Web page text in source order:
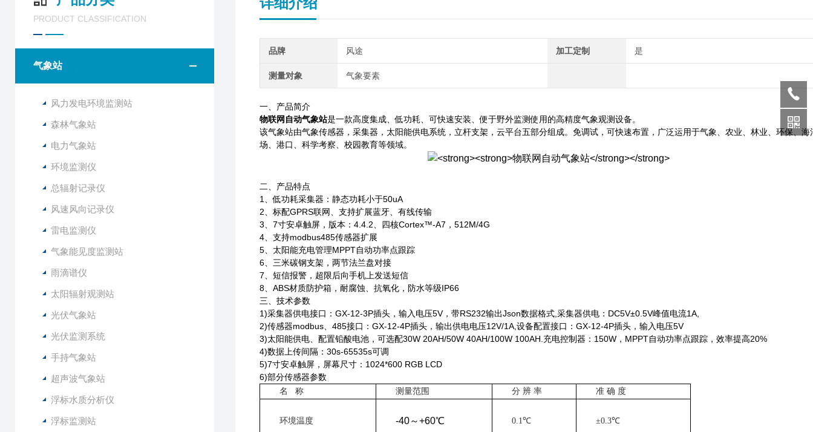
PRODUCT CLASSIFICATION
气象站
风力发电环境监测站
森林气象站
电力气象站
环境监测仪
总辐射记录仪
风速风向记录仪
雷电监测仪
气象能见度监测站
雨滴谱仪
太阳辐射观测站
光伏气象站
光伏监测系统
手持气象站
超声波气象站
浮标水质分析仪
浮标监测站
品牌 风途 加工定制 是
测量对象 气象要素
一、产品简介
物联网自动气象站是一款高度集成、低功耗、可快速安装、便于野外监测使用的高精度气象观测设备。
该气象站由气象传感器，采集器，太阳能供电系统，立杆支架，云平台五部分组成。免调试，可快速布置，广泛运用于气象、农业、林业、环保、海
场、港口、科学考察、校园教育等领域。
二、产品特点
1
、低功耗采集器：静态功耗小于50uA
2 、标配GPRS联网、支持扩展蓝牙、有线传输
3
7寸安卓触屏，版本： 4.4.2 、四核Cortex™-A7 ， 512M/4G
4 、支持modbus485传感器扩展
5 、太阳能充电管理MPPT自动功率点跟踪
6 、三米碳钢支架，两节法兰盘对接
7 、短信报警，超限后向手机上发送短信
8
ABS材质防护箱，耐腐蚀、抗氧化，防水等级IP66
三、技术参数
1)采集器供电接口： GX-12-3P插头，输入电压5V，带RS232输出Json数据格式 采集器供电： DC5V±0.5V峰值电流1A,
2)传感器modbus 485接口： GX-12-4P插头，输出供电电压12V/1A, 设备配置接口： GX-12-4P插头，输入电压5V
3)太阳能供电、配置铅酸电池，可选配30W 20AH/50W 40AH/100W 100AH. 充电控制器： 150W ， MPPT自动功率点跟踪，效率提高20%
4)数据上传间隔： 30s-65535s可调
5)7寸安卓触屏，屏幕尺寸： 1024*600 RGB LCD
6)部分传感器参数
名 称 测量范围 分 辨 率 准 确 度
环境温度 -40～+60℃ 0.1℃ ±0.3℃